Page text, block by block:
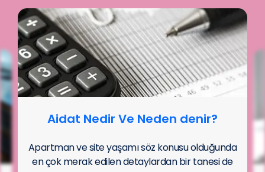
Aidat Nedir Ve Neden denir?
Apartman ve site yaşamı söz konusu olduğunda
en çok merak edilen detaylardan bir tanesi de